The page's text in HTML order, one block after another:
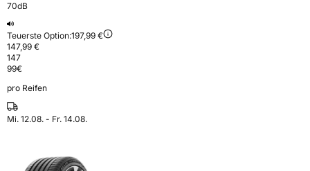
70dB
Teuerste Option:197,99 €
147,99 €
147
99€
pro Reifen
Mi. 12.08. - Fr. 14.08.